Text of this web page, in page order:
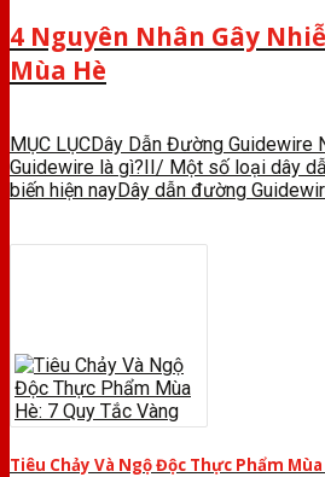
4 Nguyên Nhân Gây
Mùa Hè
MỤC LỤCDây Dẫn Đường
Guidewire là gì?II/ Một số loại dây
biến hiện nayDây dẫn đường
Tiêu Chảy Và Ngộ Độc Thực Phẩm